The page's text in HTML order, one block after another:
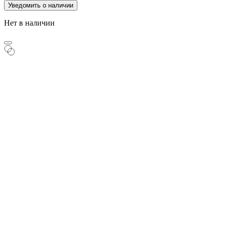
Уведомить о наличии
Нет в наличии